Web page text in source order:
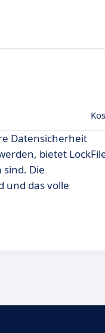
Datensicherheit
bietet
Die
und das volle